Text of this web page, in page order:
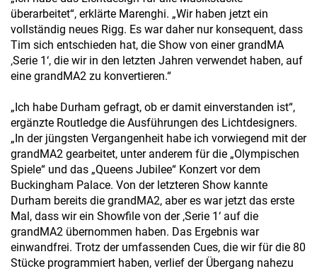
überarbeitet“, erklärte Marenghi. „Wir haben jetzt ein
vollständig neues Rigg. Es war daher nur konsequent, dass
Tim sich entschieden hat, die Show von einer grandMA
‚Serie 1‘, die wir in den letzten Jahren verwendet haben, auf
eine grandMA2 zu konvertieren.“
„Ich habe Durham gefragt, ob er damit einverstanden ist“,
ergänzte Routledge die Ausführungen des Lichtdesigners.
„In der jüngsten Vergangenheit habe ich vorwiegend mit der
grandMA2 gearbeitet, unter anderem für die „Olympischen
Spiele“ und das „Queens Jubilee“ Konzert vor dem
Buckingham Palace. Von der letzteren Show kannte
Durham bereits die grandMA2, aber es war jetzt das erste
Mal, dass wir ein Showfile von der ‚Serie 1‘ auf die
grandMA2 übernommen haben. Das Ergebnis war
einwandfrei. Trotz der umfassenden Cues, die wir für die 80
Stücke programmiert haben, verlief der Übergang nahezu